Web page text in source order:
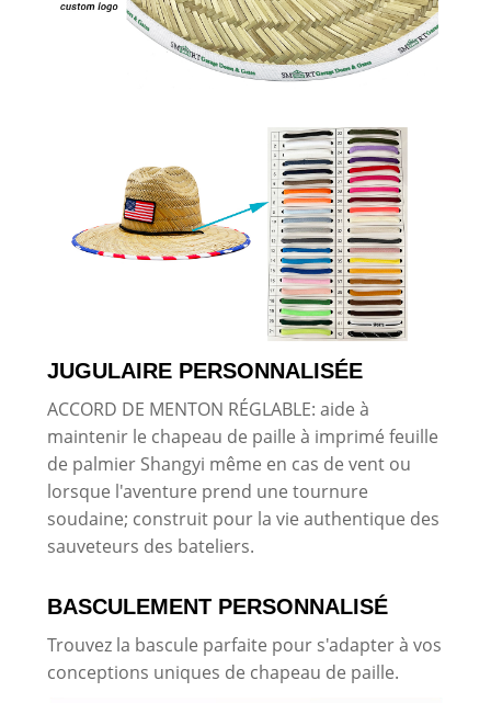
JUGULAIRE PERSONNALISÉE
ACCORD DE MENTON RÉGLABLE: aide à
maintenir le chapeau de paille à imprimé feuille
de palmier Shangyi même en cas de vent ou
lorsque l'aventure prend une tournure
soudaine; construit pour la vie authentique des
sauveteurs des bateliers.
BASCULEMENT PERSONNALISÉ
Trouvez la bascule parfaite pour s'adapter à vos
conceptions uniques de chapeau de paille.